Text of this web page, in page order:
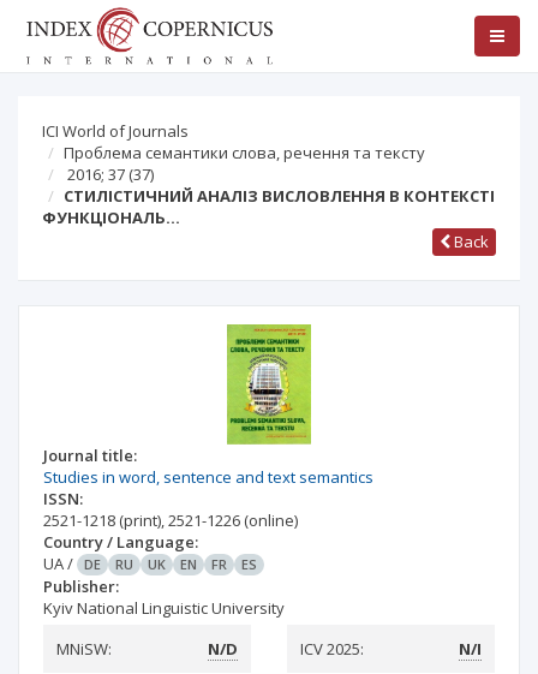
ICI World of Journals
Проблема семантики слова, речення та тексту
2016; 37 (37)
СТИЛІСТИЧНИЙ АНАЛІЗ ВИСЛОВЛЕННЯ В КОНТЕКСТІ
ФУНКЦІОНАЛЬ…
Back
Journal title:
Studies in word, sentence and text semantics
ISSN:
2521-1218 (print),2521-1226 (online)
Country / Language:
UA/ DE RU UK EN FR ES
Publisher:
Kyiv National Linguistic University
MNiSW:
N/D ICV 2025: N/I